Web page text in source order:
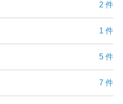
2 件
1 件
5 件
7 件